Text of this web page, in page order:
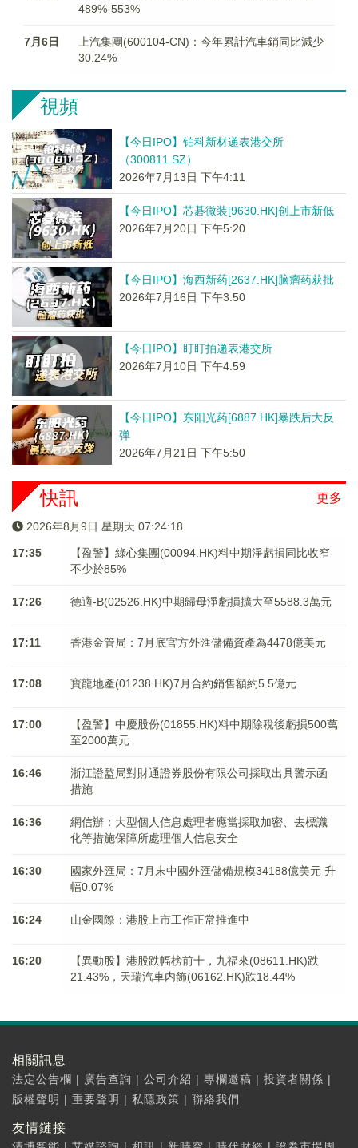
489%-553%
7月6日
上汽集團(600104-CN)：今年累計汽車銷同比減少
30.24%
視頻
【今日IPO】铂科新材递表港交所
（300811.SZ）
2026年7月13日 下午4:11
【今日IPO】芯碁微装[9630.HK]创上市新低
2026年7月20日 下午5:20
【今日IPO】海西新药[2637.HK]脑瘤药获批
2026年7月16日 下午3:50
【今日IPO】盯盯拍递表港交所
2026年7月10日 下午4:59
【今日IPO】东阳光药[6887.HK]暴跌后大反
弹
2026年7月21日 下午5:50
更多
快訊
2026年8月9日 星期天 07:24:18
17:35
【盈警】綠心集團(00094.HK)料中期淨虧損同比收窄
不少於85%
17:26 德適-B(02526.HK)中期歸母淨虧損擴大至5588.3萬元
17:11 香港金管局：7月底官方外匯儲備資產為4478億美元
17:08 寶龍地產(01238.HK)7月合約銷售額約5.5億元
17:00
【盈警】中慶股份(01855.HK)料中期除稅後虧損500萬
至2000萬元
16:46
浙江證監局對財通證券股份有限公司採取出具警示函
措施
16:36
網信辦：大型個人信息處理者應當採取加密、去標識
化等措施保障所處理個人信息安全
16:30
國家外匯局：7月末中國外匯儲備規模34188億美元 升
幅0.07%
16:24 山金國際：港股上市工作正常推進中
16:20
【異動股】港股跌幅榜前十，九福來(08611.HK)跌
21.43%，天瑞汽車内飾(06162.HK)跌18.44%
相關訊息
法定公告欄 | 廣告查詢 | 公司介紹 | 專欄邀稿 | 投資者關係 |
版權聲明 | 重要聲明 | 私隱政策 | 聯絡我們
友情鏈接